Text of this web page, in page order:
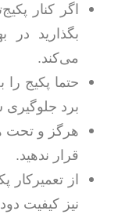
اگر کنار
بگذارید در
می‌کند.
حتما پکیج
برد جلوگیری
هرگز و تحت
قرار ندهید.
از تعمیرکار
نیز کیفیت